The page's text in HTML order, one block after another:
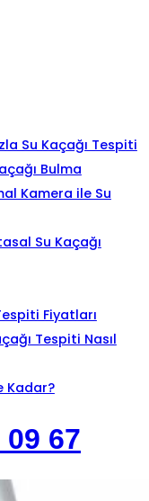
Su Kaçağı Tespiti
Bulma
Kamera ile Su
Su Kaçağı
Fiyatları
Tespiti Nasıl
Kadar?
09 67